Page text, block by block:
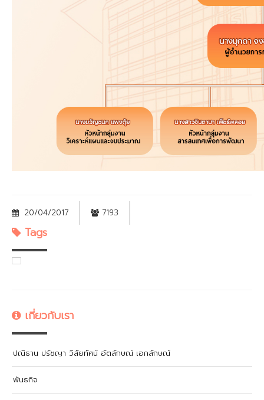
20/04/2017 7193
Tags
เกี่ยวกับเรา
ปณิธาน ปรัชญา วิสัยทัศน์ อัตลักษณ์ เอกลักษณ์
พันธกิจ